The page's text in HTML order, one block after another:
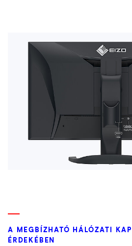
A MEGBÍZHATÓ HÁLÓZATI
ÉRDEKÉBEN